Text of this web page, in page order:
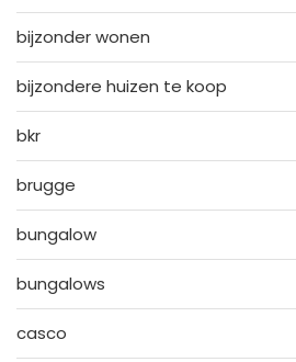
bijzonder wonen
bijzondere huizen te koop
bkr
brugge
bungalow
bungalows
casco